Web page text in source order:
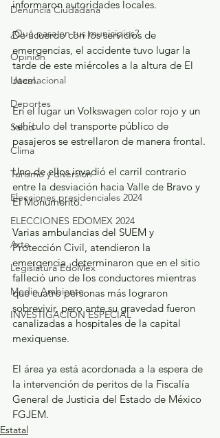
Denuncia Ciudadana
¿Qué pasa en tus municipios?
Opinión
Internacional
Deportes
Salud
Clima
Turismo y diversión
Elecciones presidenciales 2024
ELECCIONES EDOMEX 2024
Arte
Legislatura EdoMéx
Medio Ambiente
INVESTIGACIÓN ESPECIAL
informaron autoridades locales.
De acuerdo con los servicios de
emergencias, el accidente tuvo lugar la
tarde de este miércoles a la altura de El
Jacal.
En el lugar un Volkswagen color rojo y un
vehículo del transporte público de
pasajeros se estrellaron de manera frontal.
Uno de ellos invadió el carril contrario
entre la desviación hacia Valle de Bravo y
El Monumento.
Varias ambulancias del SUEM y
Protección Civil, atendieron la
emergencia, determinaron que en el sitio
falleció uno de los conductores mientras
que cuatro personas más lograron
sobrevivir, pero ante su gravedad fueron
canalizadas a hospitales de la capital
mexiquense.
El área ya está acordonada a la espera de
la intervención de peritos de la Fiscalía
General de Justicia del Estado de México
FGJEM.
Estatal